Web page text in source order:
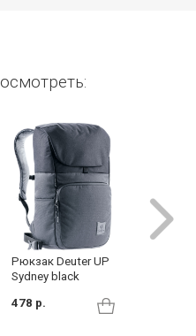
Рюкзак Deuter UP
Sydney black
478 р.